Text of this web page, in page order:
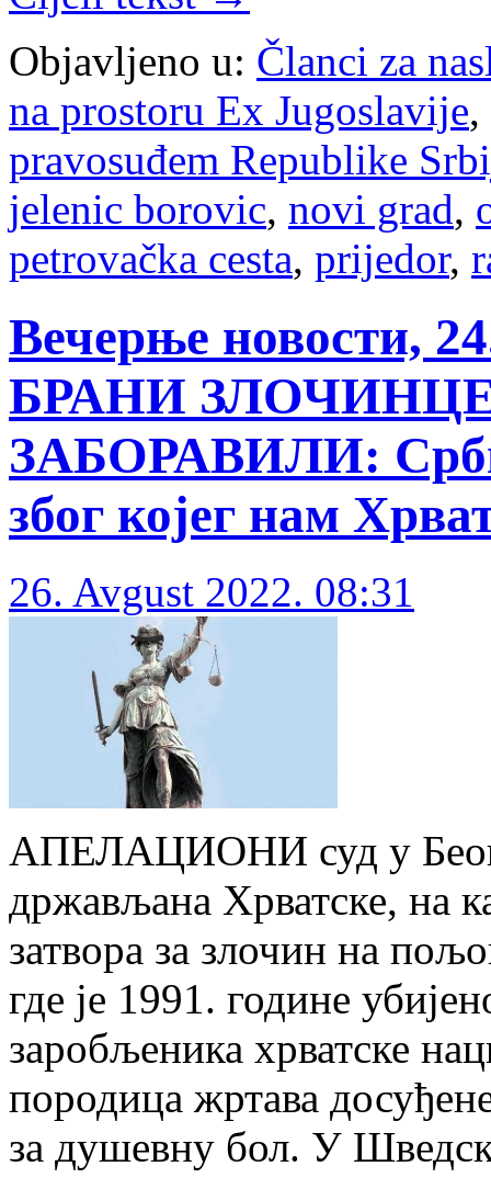
Objavljeno u: Članci za
na prostoru Ex Jugoslavije,
pravosuđem Republike
jelenic borovic, novi grad,
petrovačka cesta, prijedor,
Вечерње новости,
БРАНИ
ЗАБОРАВИЛИ:
због којег нам
26. Avgust 2022. 08:31
АПЕЛАЦИОНИ суд у
држављана Хрватске, на
затвора за злочин на
где је 1991. године
заробљеника хрватске
породица жртава
за душевну бол. У